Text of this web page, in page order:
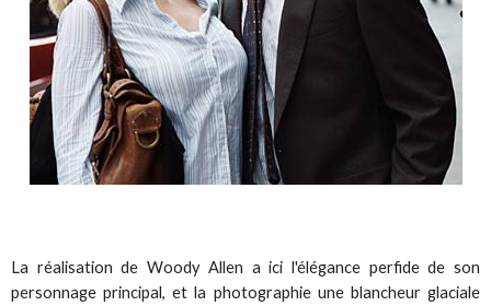
La réalisation de Woody Allen a ici l'élégance perfide de son
personnage principal, et la photographie une blancheur glaciale